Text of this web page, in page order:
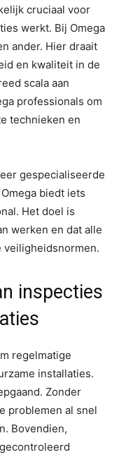
cruciaal voor
werkt. Bij Omega
ander. Hier draait
en kwaliteit in de
scala aan
professionals om
technieken en
gespecialiseerde
Omega biedt iets
Het doel is
werken en dat alle
veiligheidsnormen.
inspecties
regelmatige
installaties.
Zonder
problemen al snel
Bovendien,